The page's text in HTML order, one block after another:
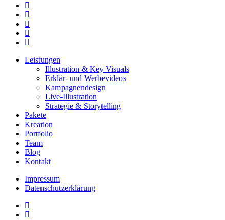
facebook
linkedin
youtube
instagram
email
Close
Leistungen
Illustration & Key Visuals
Erklär- und Werbevideos
Kampagnendesign
Live-Illustration
Strategie & Storytelling
Pakete
Kreation
Portfolio
Team
Blog
Kontakt
Impressum
Datenschutzerklärung
linkedin
youtube